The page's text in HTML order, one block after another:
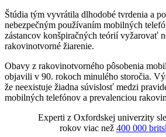
Štúdia tým vyvrátila dlhodobé tvrdenia a
nebezpečným používaním mobilných
zástancov konšpiračných teórií vyžarovať
rakovinotvorné žiarenie.
Obavy z rakovinotvorného pôsobenia
objavili v 90. rokoch minulého storočia.
že neexistuje žiadna súvislosť medzi
mobilných telefónov a prevalenciou
Experti z Oxfordskej univerzity
rokov viac než 400 000